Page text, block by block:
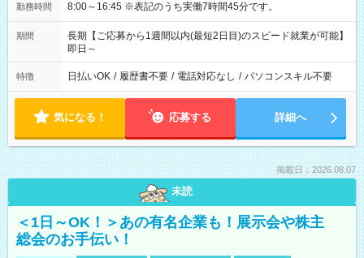
勤務時間 8:00～16:45 ※表記のうち実働7時間45分です。
期間
長期【ご応募から1週間以内(最短2日目)のスピード就業が可能】
即日～
特徴 日払いOK / 履歴書不要 / 電話対応なし / パソコンスキル不要
気になる！ 応募する 詳細へ
掲載日：2026.08.07
未読
＜1日～OK！＞あの有名企業も！展示会や株主
総会のお手伝い！